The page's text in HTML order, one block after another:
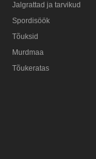
Jalgrattad ja tarvikud
Spordisöök
Tõuksid
Murdmaa
Tõukeratas